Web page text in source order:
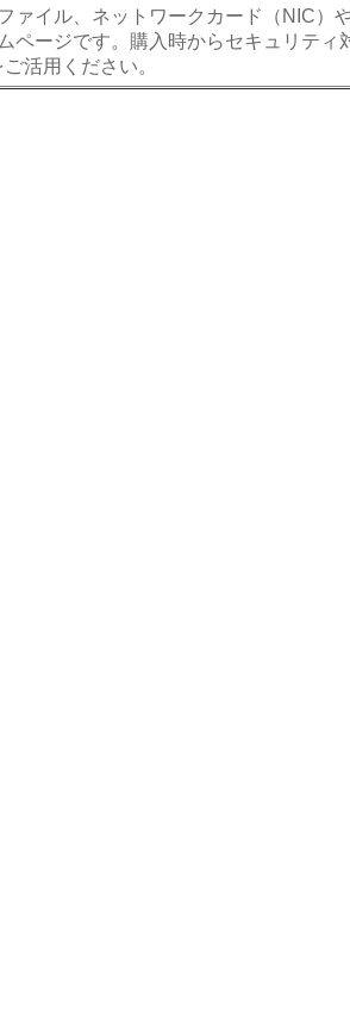
イル、ネットワークカード（NIC）
ページです。購入時からセキュリティ
活用ください。